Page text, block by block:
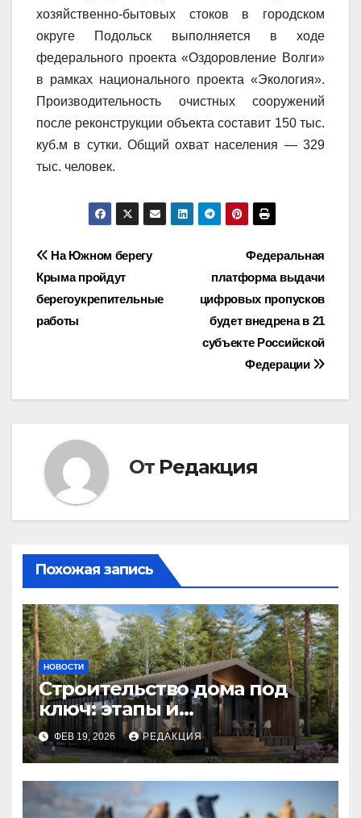
хозяйственно-бытовых стоков в городском
округе Подольск выполняется в ходе
федерального проекта «Оздоровление Волги»
в рамках национального проекта «Экология».
Производительность очистных сооружений
после реконструкции объекта составит 150 тыс.
куб.м в сутки. Общий охват населения — 329
тыс. человек.
Навигация
по
записям
Федеральная
платформа выдачи
цифровых пропусков
будет внедрена в 21
субъекте Российской
Федерации
На Южном берегу
Крыма пройдут
берегоукрепительные
работы
От Редакция
Похожая запись
НОВОСТИ
Строительство дома под
ключ: этапы и
планирование бюджета
ФЕВ 19, 2026 РЕДАКЦИЯ